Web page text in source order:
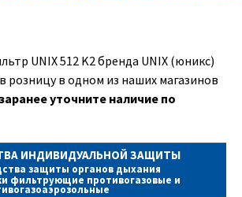
UNIX 512 K2 бренда UNIX (юникс)
розницу в одном из наших магазинов
уточните наличие по
ИНДИВИДУАЛЬНОЙ ЗАЩИТЫ
защиты органов дыхания
фильтрующие противогазовые и